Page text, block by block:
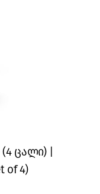
ცალი) |
of 4)